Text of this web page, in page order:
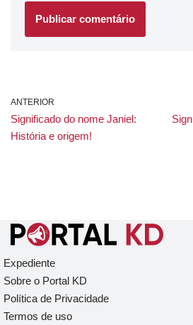
ANTERIOR
Significado do nome Janiel:
História e origem!
Expediente
Sobre o Portal KD
Política de Privacidade
Termos de uso